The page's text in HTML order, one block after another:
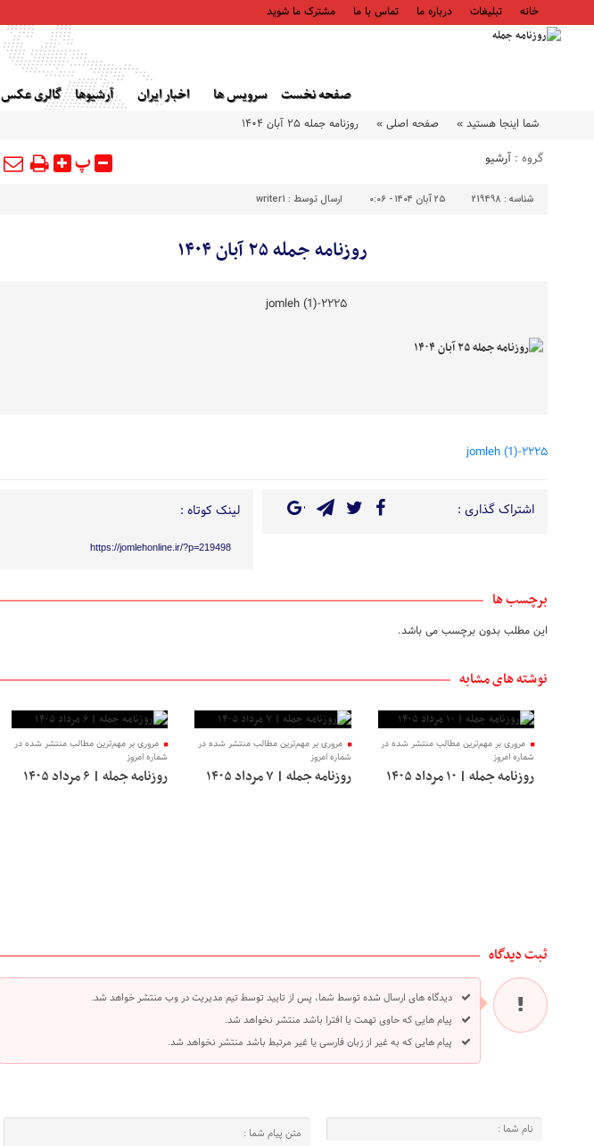
خانه تبلیغات درباره ما تماس با ما مشترک ما شوید
صفحه نخست سرویس ها اخبار ایران آرشیوها گالری عکس
شما اینجا هستید » صفحه اصلی » روزنامه جمله ۲۵ آبان ۱۴۰۴
گروه : آرشیو پ
شناسه : 219498 ۲۵ آبان ۱۴۰۴ - ۰:۰۶ ارسال توسط : writer1
روزنامه جمله ۲۵ آبان ۱۴۰۴
۲۲۲۵-jomleh (1)
۲۲۲۵-jomleh (1)
اشتراک گذاری : لینک کوتاه :
https://jomlehonline.ir/?p=219498
برچسب ها
این مطلب بدون برچسب می باشد.
نوشته های مشابه
مروری بر مهم‌ترین مطالب منتشر شده در
شماره امروز
روزنامه جمله | ۱۰ مرداد ۱۴۰۵
مروری بر مهم‌ترین مطالب منتشر شده در
شماره امروز
روزنامه جمله | ۷ مرداد ۱۴۰۵
مروری بر مهم‌ترین مطالب منتشر شده در
شماره امروز
روزنامه جمله | ۶ مرداد ۱۴۰۵
ثبت دیدگاه
دیدگاه های ارسال شده توسط شما، پس از تایید توسط تیم مدیریت در وب منتشر خواهد شد.
پیام هایی که حاوی تهمت یا افترا باشد منتشر نخواهد شد.
پیام هایی که به غیر از زبان فارسی یا غیر مرتبط باشد منتشر نخواهد شد.